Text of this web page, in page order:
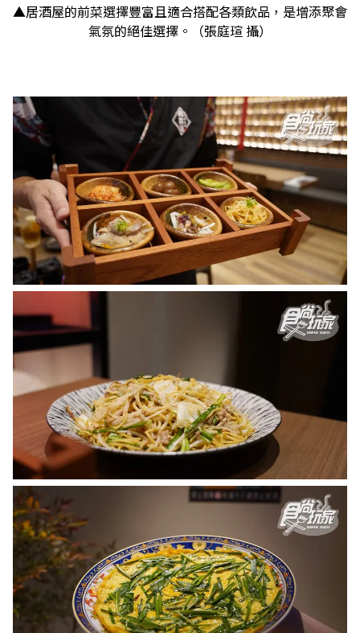
▲居酒屋的前菜選擇豐富且適合搭配各類飲品，是增添聚會
氣氛的絕佳選擇。（張庭瑄 攝）